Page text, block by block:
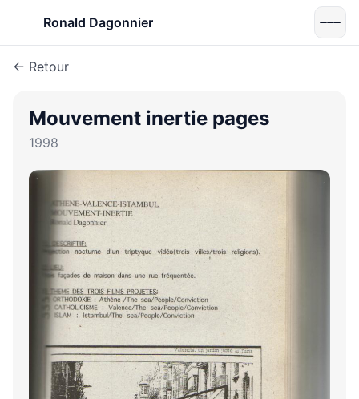
Ronald Dagonnier
← Retour
Mouvement inertie pages
1998